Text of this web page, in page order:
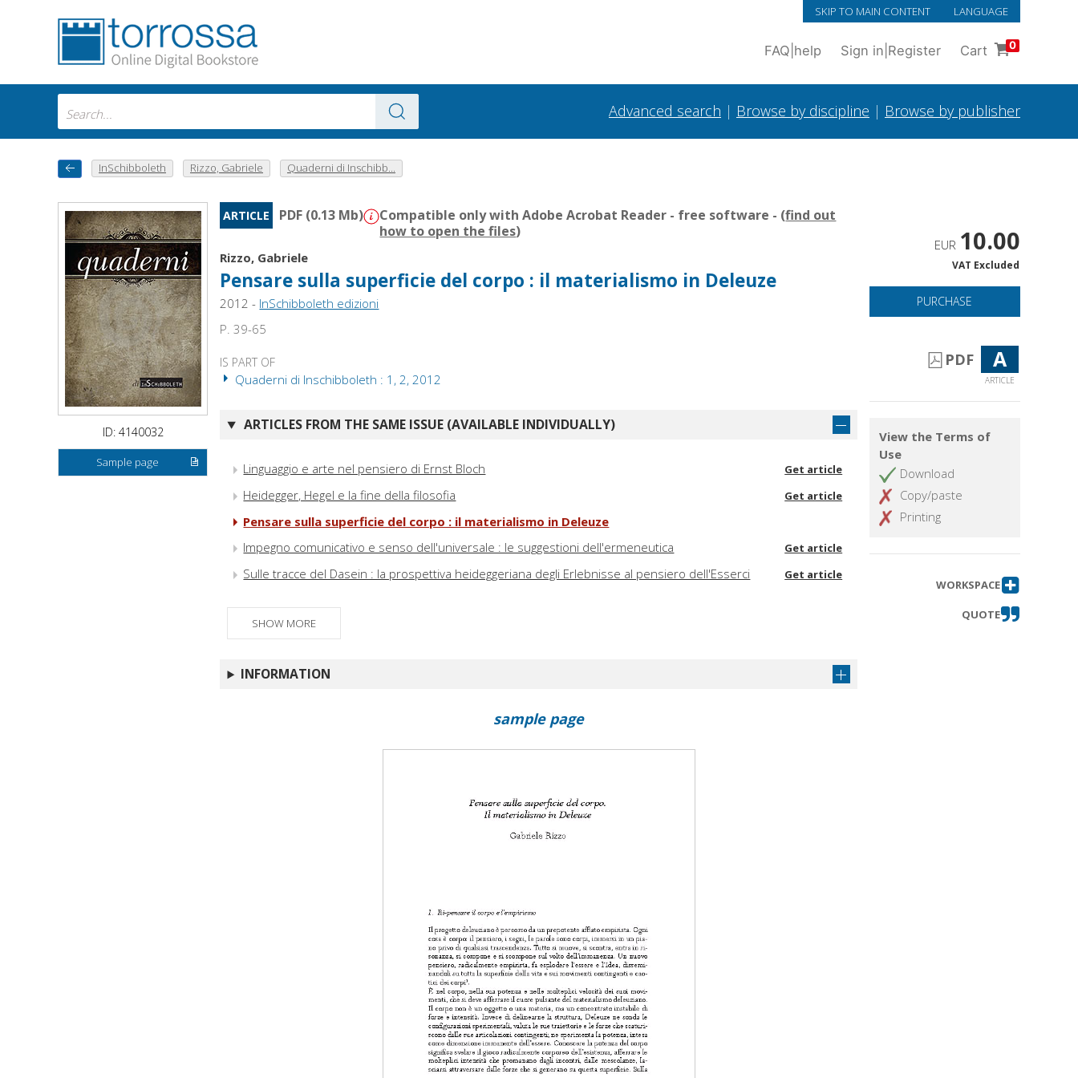
SKIP TO MAIN CONTENT LANGUAGE
FAQ help Sign in Register Cart 0
Advanced search | Browse by discipline | Browse by publisher
InSchibboleth Rizzo, Gabriele Quaderni di Inschibb...
ID: 4140032
Sample page
ARTICLE PDF (0.13 Mb) Compatible only with Adobe Acrobat Reader - free software - (find out
how to open the files)
Rizzo, Gabriele
Pensare sulla superficie del corpo : il materialismo in Deleuze
2012 - InSchibboleth edizioni
P. 39-65
IS PART OF
Quaderni di Inschibboleth : 1, 2, 2012
ARTICLES FROM THE SAME ISSUE (AVAILABLE INDIVIDUALLY)
Linguaggio e arte nel pensiero di Ernst Bloch Get article
Heidegger, Hegel e la fine della filosofia Get article
Pensare sulla superficie del corpo : il materialismo in Deleuze
Impegno comunicativo e senso dell'universale : le suggestioni dell'ermeneutica
Get article
Sulle tracce del Dasein : la prospettiva heideggeriana degli Erlebnisse al pensiero dell'Esserci Get article
SHOW MORE
INFORMATION
EUR 10.00
VAT Excluded
PURCHASE
PDF A
ARTICLE
View the Terms of
Use
Download
Copy/paste
Printing
WORKSPACE
QUOTE
sample page